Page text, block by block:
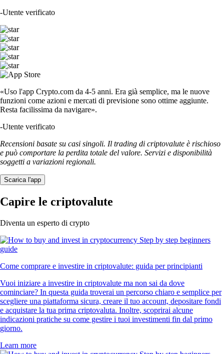
-Utente verificato
«Uso l'app Crypto.com da 4-5 anni. Era già semplice, ma le nuove
funzioni come azioni e mercati di previsione sono ottime aggiunte.
Resta facilissima da navigare».
-Utente verificato
Recensioni basate su casi singoli. Il trading di criptovalute è rischioso
e può comportare la perdita totale del valore. Servizi e disponibilità
soggetti a variazioni regionali.
Scarica l'app
Capire le criptovalute
Diventa un esperto di crypto
Come comprare e investire in criptovalute: guida per principianti
Vuoi iniziare a investire in criptovalute ma non sai da dove
cominciare? In questa guida troverai un percorso chiaro e semplice per
scegliere una piattaforma sicura, creare il tuo account, depositare fondi
e acquistare la tua prima criptovaluta. Inoltre, scoprirai alcune
indicazioni pratiche su come gestire i tuoi investimenti fin dal primo
giorno.
Learn more